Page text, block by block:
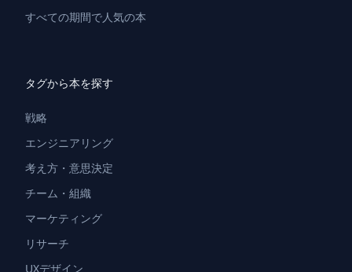
すべての期間で人気の本
タグから本を探す
戦略
エンジニアリング
考え方・意思決定
チーム・組織
マーケティング
リサーチ
UXデザイン